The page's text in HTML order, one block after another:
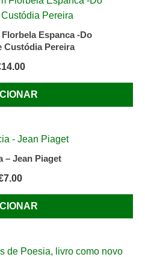
Espanca -Do
Custódia Pereira
14.00
– Jean Piaget
7.00